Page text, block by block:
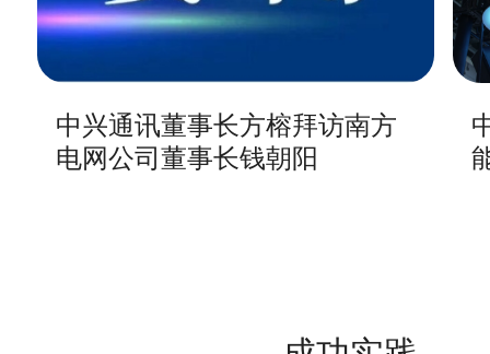
中兴通讯董事长方榕拜访南方
电网公司董事长钱朝阳